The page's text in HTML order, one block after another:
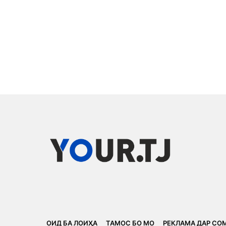
ОИД БА ЛОИҲА ТАМОС БО МО РЕКЛАМА ДАР